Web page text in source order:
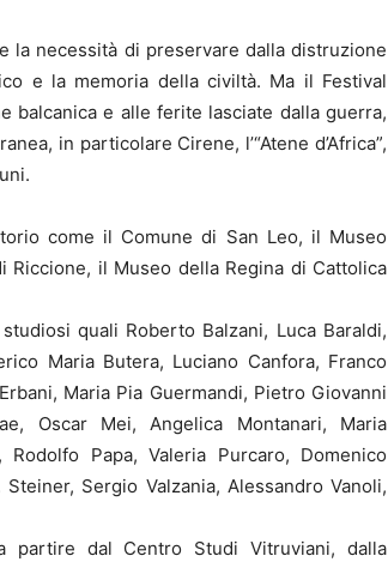
la necessità di preservare dalla distruzione
e la memoria della civiltà. Ma il Festival
balcanica e alle ferite lasciate dalla guerra,
in particolare Cirene, l’“Atene d’Africa”,
come il Comune di San Leo, il Museo
il Museo della Regina di Cattolica
quali Roberto Balzani, Luca Baraldi,
Maria Butera, Luciano Canfora, Franco
Maria Pia Guermandi, Pietro Giovanni
Oscar Mei, Angelica Montanari, Maria
Papa, Valeria Purcaro, Domenico
Sergio Valzania, Alessandro Vanoli,
partire dal Centro Studi Vitruviani, dalla